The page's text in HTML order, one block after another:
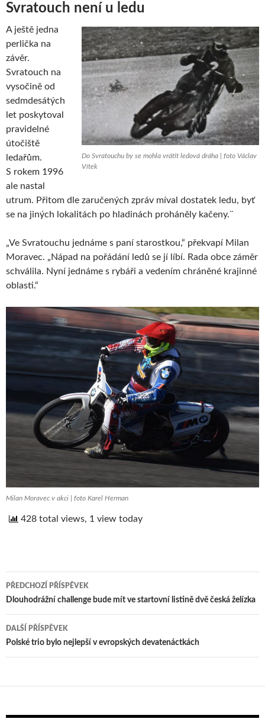
Svratouch není u ledu
Do Svratouchu by se mohla vrátit ledová dráha | foto Václav
Vítek
A ještě jedna
perlička na
závěr.
Svratouch na
vysočině od
sedmdesátých
let poskytoval
pravidelné
útočiště
ledařům.
S rokem 1996
ale nastal
utrum. Přitom dle zaručených zpráv míval dostatek ledu, byť
se na jiných lokalitách po hladinách proháněly kačeny.¨
„Ve Svratouchu jednáme s paní starostkou,“ překvapí Milan
Moravec. „Nápad na pořádání ledů se jí líbí. Rada obce záměr
schválila. Nyní jednáme s rybáři a vedením chráněné krajinné
oblasti.“
Milan Moravec v akci | foto Karel Herman
428 total views, 1 view today
Navigace
pro
příspěvek
PŘEDCHOZÍ PŘÍSPĚVEK
Dlouhodrážní challenge bude mít ve startovní listině dvě česká želízka
DALŠÍ PŘÍSPĚVEK
Polské trio bylo nejlepší v evropských devatenáctkách